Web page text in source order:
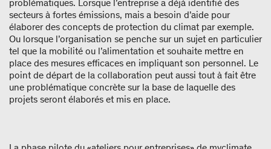
problématiques. Lorsque l’entreprise a déjà identifié des
secteurs à fortes émissions, mais a besoin d’aide pour
élaborer des concepts de protection du climat par exemple.
Ou lorsque l’organisation se penche sur un sujet en particulier
tel que la mobilité ou l’alimentation et souhaite mettre en
place des mesures efficaces en impliquant son personnel. Le
point de départ de la collaboration peut aussi tout à fait être
une problématique concrète sur la base de laquelle des
projets seront élaborés et mis en place.